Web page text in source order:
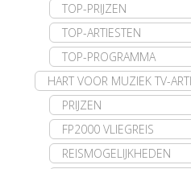
TOP-PRIJZEN
TOP-ARTIESTEN
TOP-PROGRAMMA
HART VOOR MUZIEK TV-
PRIJZEN
FP2000 VLIEGREIS
REISMOGELIJKHEDEN